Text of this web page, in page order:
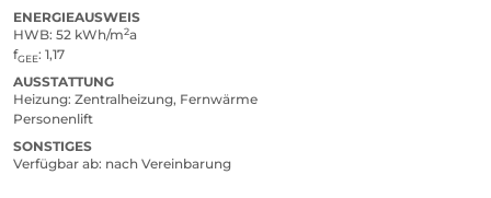
ENERGIEAUSWEIS
HWB 52 kWh/m2a
fGEE 1,17
AUSSTATTUNG
Heizung Zentralheizung, Fernwärme
Personenlift
SONSTIGES
Verfügbar ab nach Vereinbarung